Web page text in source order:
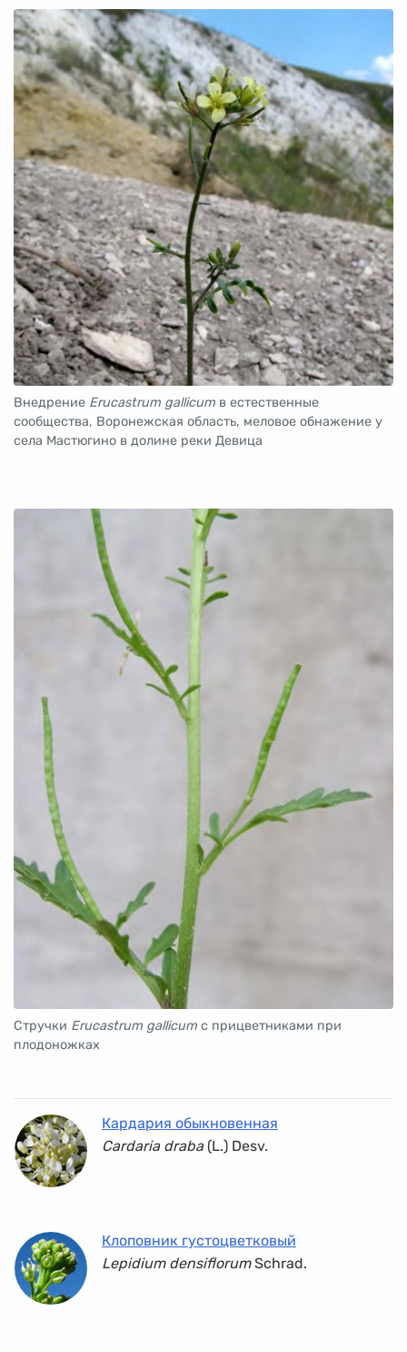
Внедрение Erucastrum gallicum в естественные
сообщества, Воронежская область, меловое обнажение у
села Мастюгино в долине реки Девица
Стручки Erucastrum gallicum с прицветниками при
плодоножках
Кардария обыкновенная
Cardaria draba(L.) Desv.
Клоповник густоцветковый
Lepidium densiflorumSchrad.